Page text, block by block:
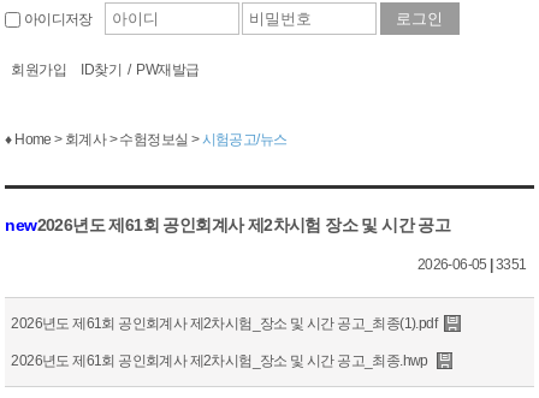
아이디저장
회원가입 ID찾기 / PW재발급
♦ Home > 회계사 > 수험정보실 >시험공고/뉴스
new2026년도 제61회 공인회계사 제2차시험 장소 및 시간 공고
2026-06-05 |3351
2026년도 제61회 공인회계사 제2차시험_장소 및 시간 공고_최종(1).pdf
2026년도 제61회 공인회계사 제2차시험_장소 및 시간 공고_최종.hwp